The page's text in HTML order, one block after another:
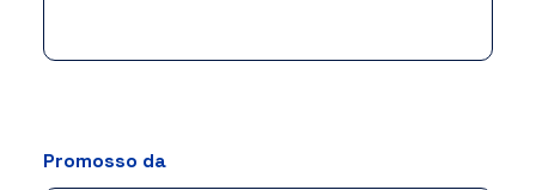
Promosso da